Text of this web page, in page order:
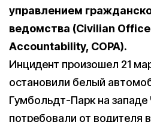
управлением
ведомства (Civilian
Accountability, COPA).
Инцидент произошел 21
остановили белый
Гумбольдт-Парк на западе
потребовали от